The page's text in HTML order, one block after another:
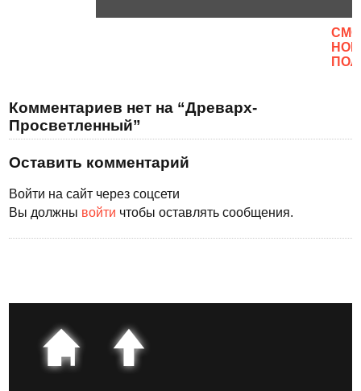
Комментариев нет на “Древарх-
Просветленный”
Оставить комментарий
Войти на сайт через соцсети
Вы должны войти чтобы оставлять сообщения.